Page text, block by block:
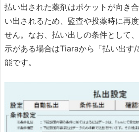
払い出された薬剤はポケットが向き
い出されるため、監査や投薬時に再
せん。なお、払い出しの条件として
示がある場合はTiaraから「払い出す
能です。